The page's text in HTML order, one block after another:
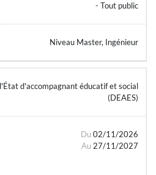
- Tout public
Niveau Master, Ingénieur
d'accompagnant éducatif et social
(DEAES)
Du 02/11/2026
Au 27/11/2027